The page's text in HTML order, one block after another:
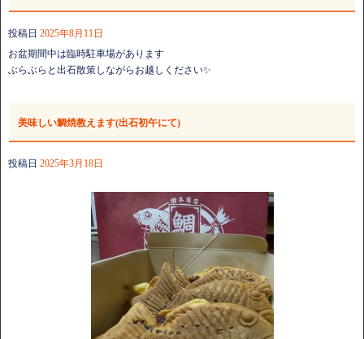
投稿日 2025年8月11日
お盆期間中は臨時駐車場があります
ぶらぶらと出石散策しながらお越しください✨️
美味しい鯛焼教えます(出石初午にて)
投稿日 2025年3月18日